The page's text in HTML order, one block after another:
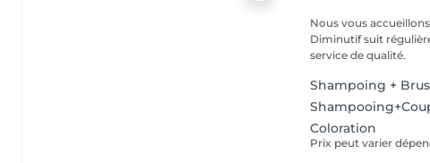
Nous vous
Diminutif suit
service de qualité.
Shampoing +
Coloration